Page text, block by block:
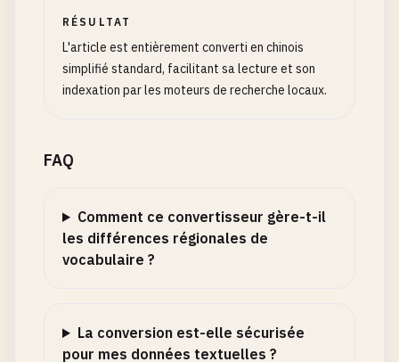
RÉSULTAT
L'article est entièrement converti en chinois
simplifié standard, facilitant sa lecture et son
indexation par les moteurs de recherche locaux.
FAQ
Comment ce convertisseur gère-t-il
les différences régionales de
vocabulaire ?
La conversion est-elle sécurisée
pour mes données textuelles ?